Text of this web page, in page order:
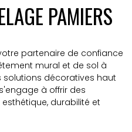
PAMIERS
partenaire de confiance
mural et de sol à
solutions décoratives haut
à offrir des
durabilité et